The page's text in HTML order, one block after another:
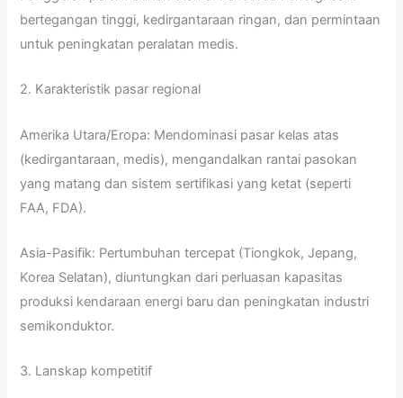
bertegangan tinggi, kedirgantaraan ringan, dan permintaan
untuk peningkatan peralatan medis.
2. Karakteristik pasar regional
Amerika Utara/Eropa: Mendominasi pasar kelas atas
(kedirgantaraan, medis), mengandalkan rantai pasokan
yang matang dan sistem sertifikasi yang ketat (seperti
FAA, FDA).
Asia-Pasifik: Pertumbuhan tercepat (Tiongkok, Jepang,
Korea Selatan), diuntungkan dari perluasan kapasitas
produksi kendaraan energi baru dan peningkatan industri
semikonduktor.
3. Lanskap kompetitif